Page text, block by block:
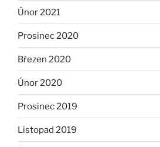
Únor 2021
Prosinec 2020
Březen 2020
Únor 2020
Prosinec 2019
Listopad 2019